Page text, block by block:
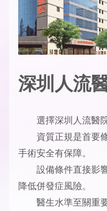
深圳人流
選擇深圳人流醫
資質正規是首要
手術安全有保障。
設備條件直接影
降低併發症風險。
醫生水準至關重